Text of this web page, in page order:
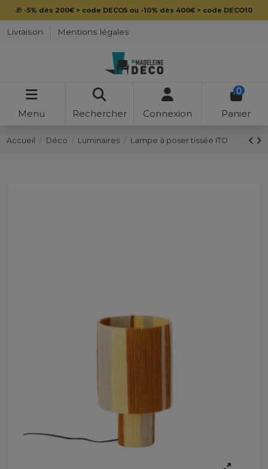
🎁 -5% dès 200€ > code DECO5 ou -10% dès 400€ > code DECO10
Livraison Mentions légales
Menu Rechercher Connexion
0
Panier
Accueil Déco Luminaires Lampe à poser tissée ITO